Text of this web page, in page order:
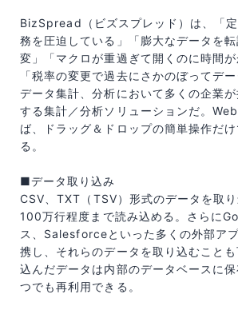
BizSpread（ビズスプレッド）は、「
務を圧迫している」「膨大なデータを
変」「マクロが重過ぎて開くのに時間が
「税率の変更で過去にさかのぼってデ
データ集計、分析において多くの企業
する集計／分析ソリューションだ。
ば、ドラッグ＆ドロップの簡単操作だ
る。
■データ取り込み
CSV、TXT（TSV）形式のデータを取
100万行程度まで読み込める。さらに
ス、Salesforceといった多くの外部ア
携し、それらのデータを取り込むこと
込んだデータは内部のデータベースに
つでも再利用できる。